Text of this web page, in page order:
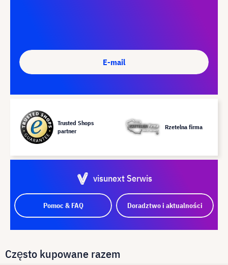
E-mail
Trusted Shops
partner
Rzetelna firma
visunext Serwis
Pomoc & FAQ Doradztwo i aktualności
Często kupowane razem